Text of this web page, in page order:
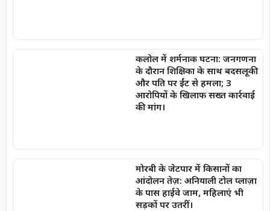
कलोल में शर्मनाक घटना: जनगणना
के दौरान शिक्षिका के साथ बदसलूकी
और पति पर ईंट से हमला; 3
आरोपियों के खिलाफ सख्त कार्रवाई
की मांग।
मोरबी के जेटपार में किसानों का
आंदोलन तेज़: अनियाली टोल प्लाज़ा
के पास हाईवे जाम, महिलाएं भी
सड़कों पर उतरीं।